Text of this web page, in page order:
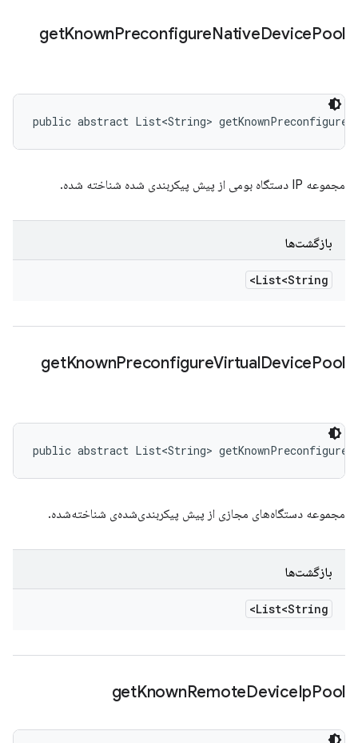
getKnownPreconfigureNativeDevicePool
public abstract List<String>
مجموعه IP دستگاه بومی از پیش پیکربندی شده شناخته شده.
بازگشت‌ها
List<String>
getKnownPreconfigureVirtualDevicePool
public abstract List<String>
مجموعه دستگاه‌های مجازی از پیش پیکربندی‌شده‌ی شناخته‌شده.
بازگشت‌ها
List<String>
getKnownRemoteDeviceIpPool